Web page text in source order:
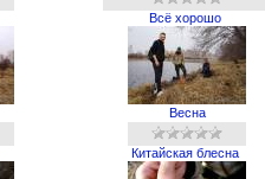
Всё хорошо
Весна
Китайская блесна